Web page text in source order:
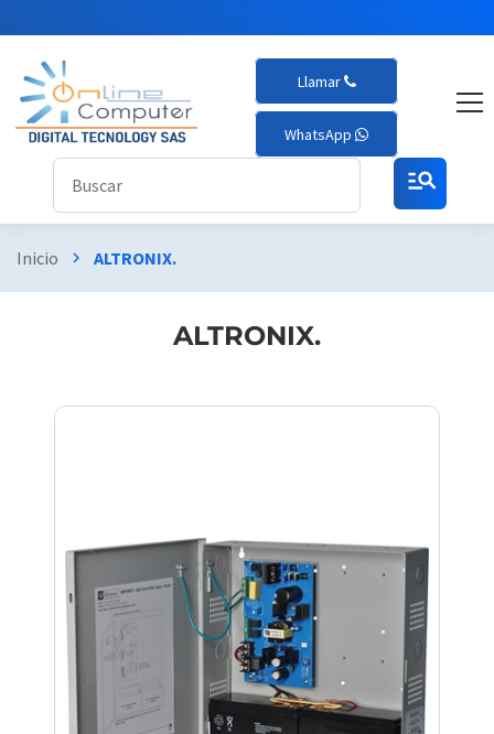
Llamar
WhatsApp
manage_search
Inicio chevron_right ALTRONIX.
ALTRONIX.